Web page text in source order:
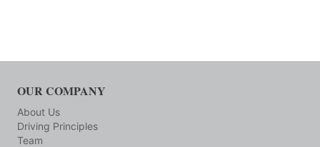
OUR COMPANY
About Us
Driving Principles
Team